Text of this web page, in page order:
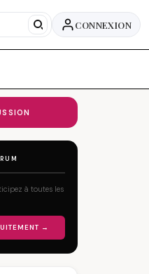
CONNEXION
à toutes les
→